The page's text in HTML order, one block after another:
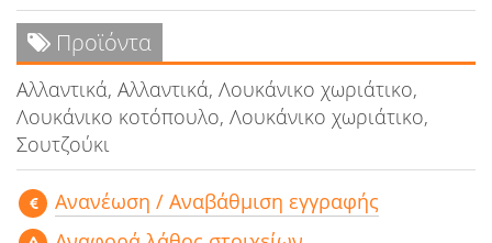
Προϊόντα
Αλλαντικά, Αλλαντικά, Λουκάνικο χωριάτικο,
Λουκάνικο κοτόπουλο, Λουκάνικο χωριάτικο,
Σουτζούκι
Aνανέωση / Αναβάθμιση εγγραφής